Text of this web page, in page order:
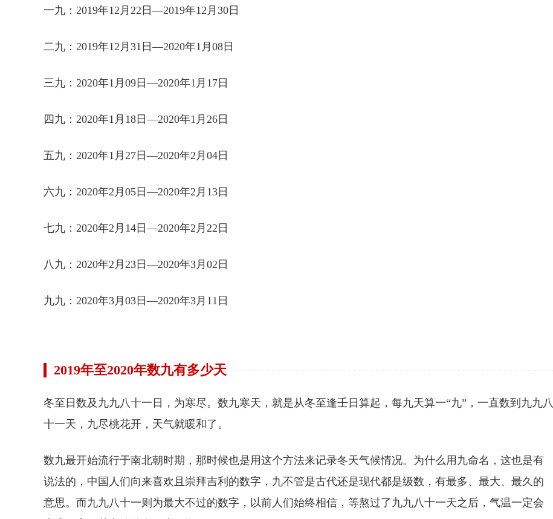
一九：2019年12月22日—2019年12月30日
二九：2019年12月31日—2020年1月08日
三九：2020年1月09日—2020年1月17日
四九：2020年1月18日—2020年1月26日
五九：2020年1月27日—2020年2月04日
六九：2020年2月05日—2020年2月13日
七九：2020年2月14日—2020年2月22日
八九：2020年2月23日—2020年3月02日
九九：2020年3月03日—2020年3月11日
2019年至2020年数九有多少天
冬至日数及九九八十一日，为寒尽。数九寒天，就是从冬至逢壬日算起，每九天算一“九”，一直数到九九八
十一天，九尽桃花开，天气就暖和了。
数九最开始流行于南北朝时期，那时候也是用这个方法来记录冬天气候情况。为什么用九命名，这也是有
说法的，中国人们向来喜欢且崇拜吉利的数字，九不管是古代还是现代都是级数，有最多、最大、最久的
意思。而九九八十一则为最大不过的数字，以前人们始终相信，等熬过了九九八十一天之后，气温一定会